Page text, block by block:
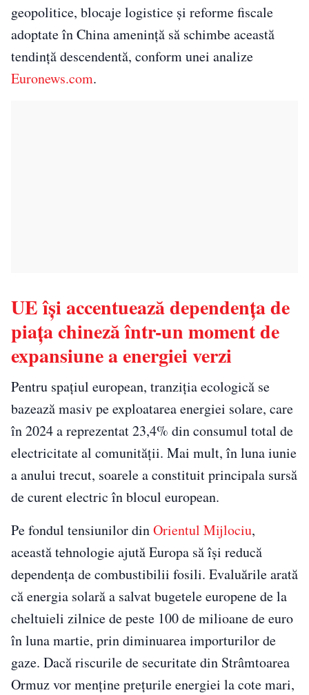
geopolitice, blocaje logistice și reforme fiscale
adoptate în China amenință să schimbe această
tendință descendentă, conform unei analize
Euronews.com.
UE își accentuează dependența de
piața chineză într-un moment de
expansiune a energiei verzi
Pentru spațiul european, tranziția ecologică se
bazează masiv pe exploatarea energiei solare, care
în 2024 a reprezentat 23,4% din consumul total de
electricitate al comunității. Mai mult, în luna iunie
a anului trecut, soarele a constituit principala sursă
de curent electric în blocul european.
Pe fondul tensiunilor dinOrientul Mijlociu,
această tehnologie ajută Europa să își reducă
dependența de combustibilii fosili. Evaluările arată
că energia solară a salvat bugetele europene de la
cheltuieli zilnice de peste 100 de milioane de euro
în luna martie, prin diminuarea importurilor de
gaze. Dacă riscurile de securitate din Strâmtoarea
Ormuz vor menține prețurile energiei la cote mari,